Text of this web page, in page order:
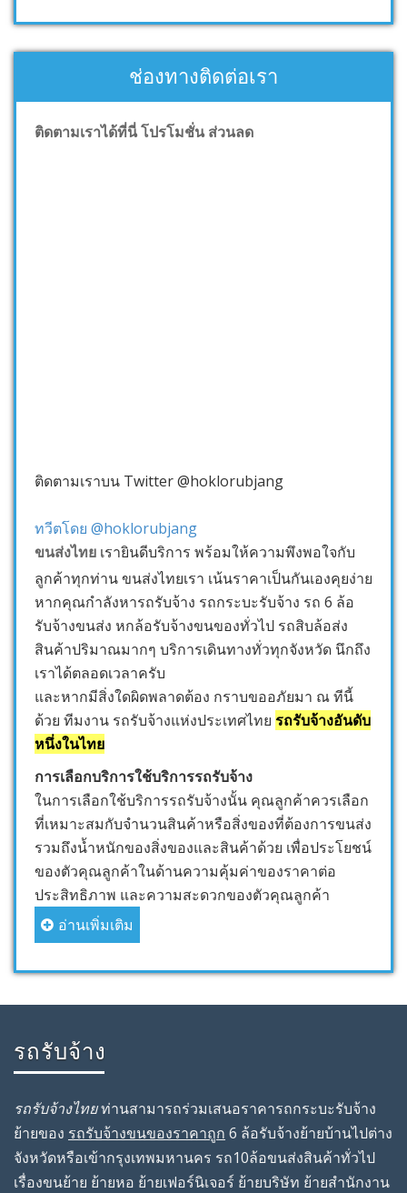
ช่องทางติดต่อเรา
ติดตามเราได้ที่นี่ โปรโมชั่น ส่วนลด
ติดตามเราบน Twitter @hoklorubjang
ทวีตโดย @hoklorubjang
ขนส่งไทย เรายินดีบริการ พร้อมให้ความพึงพอใจกับ
ลูกค้าทุกท่าน ขนส่งไทยเรา เน้นราคาเป็นกันเองคุยง่าย
หากคุณกำลังหารถรับจ้าง รถกระบะรับจ้าง รถ 6 ล้อ
รับจ้างขนส่ง หกล้อรับจ้างขนของทั่วไป รถสิบล้อส่ง
สินค้าปริมาณมากๆ บริการเดินทางทั่วทุกจังหวัด นึกถึง
เราได้ตลอดเวลาครับ
และหากมีสิ่งใดผิดพลาดต้อง กราบขออภัยมา ณ ทีนี้
ด้วย ทีมงาน รถรับจ้างแห่งประเทศไทย รถรับจ้างอันดับ
หนึ่งในไทย
การเลือกบริการใช้บริการรถรับจ้าง
ในการเลือกใช้บริการรถรับจ้างนั้น คุณลูกค้าควรเลือก
ที่เหมาะสมกับจำนวนสินค้าหรือสิ่งของที่ต้องการขนส่ง
รวมถึงน้ำหนักของสิ่งของและสินค้าด้วย เพื่อประโยชน์
ของตัวคุณลูกค้าในด้านความคุ้มค่าของราคาต่อ
ประสิทธิภาพ และความสะดวกของตัวคุณลูกค้า
อ่านเพิ่มเติม
รถรับจ้าง
รถรับจ้างไทยท่านสามารถร่วมเสนอราคารถกระบะรับจ้าง
ย้ายของ รถรับจ้างขนของราคาถูก 6 ล้อรับจ้างย้ายบ้านไปต่าง
จังหวัดหรือเข้ากรุงเทพมหานคร รถ10ล้อขนส่งสินค้าทั่วไป
เรื่องขนย้าย ย้ายหอ ย้ายเฟอร์นิเจอร์ ย้ายบริษัท ย้ายสํานักงาน